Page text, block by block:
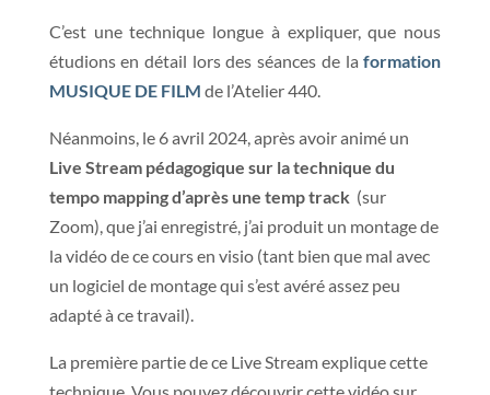
C’est une technique longue à expliquer, que nous
étudions en détail lors des séances de laformation
MUSIQUE DE FILM de l’Atelier 440.
Néanmoins, le 6 avril 2024, après avoir animé un
Live Stream pédagogique sur la technique du
tempo mapping d’après une temp track (sur
Zoom), que j’ai enregistré, j’ai produit un montage de
la vidéo de ce cours en visio (tant bien que mal avec
un logiciel de montage qui s’est avéré assez peu
adapté à ce travail).
La première partie de ce Live Stream explique cette